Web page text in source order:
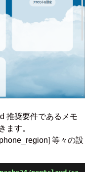
推奨要件であるメモ
ます。
等々の設